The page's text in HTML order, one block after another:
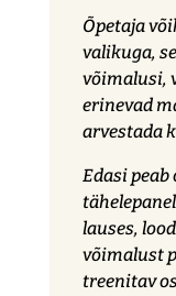
Õpetaja
valikuga,
võimalusi,
erinevad
arvestada
Edasi peab
lauses,
võimalust
treenitav